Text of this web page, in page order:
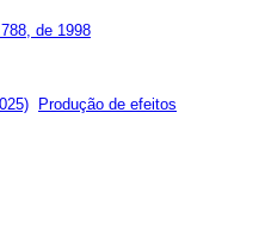
de 1998
Produção de efeitos